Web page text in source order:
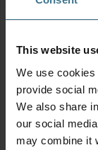
This website
We use
provide social
We also share
our social
may combine it
Stickervel